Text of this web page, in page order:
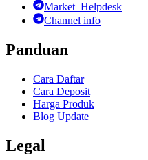
Market_Helpdesk
Channel info
Panduan
Cara Daftar
Cara Deposit
Harga Produk
Blog Update
Legal